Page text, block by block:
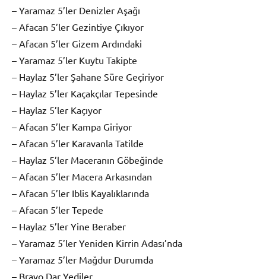
– Yaramaz 5’ler Denizler Aşağı
– Afacan 5’ler Gezintiye Çıkıyor
– Afacan 5’ler Gizem Ardındaki
– Yaramaz 5’ler Kuytu Takipte
– Haylaz 5’ler Şahane Süre Geçiriyor
– Haylaz 5’ler Kaçakçılar Tepesinde
– Haylaz 5’ler Kaçıyor
– Afacan 5’ler Kampa Giriyor
– Afacan 5’ler Karavanla Tatilde
– Haylaz 5’ler Maceranın Göbeğinde
– Afacan 5’ler Macera Arkasından
– Afacan 5’ler Iblis Kayalıklarında
– Afacan 5’ler Tepede
– Haylaz 5’ler Yine Beraber
– Yaramaz 5’ler Yeniden Kirrin Adası’nda
– Yaramaz 5’ler Mağdur Durumda
– Bravo Dar Yediler